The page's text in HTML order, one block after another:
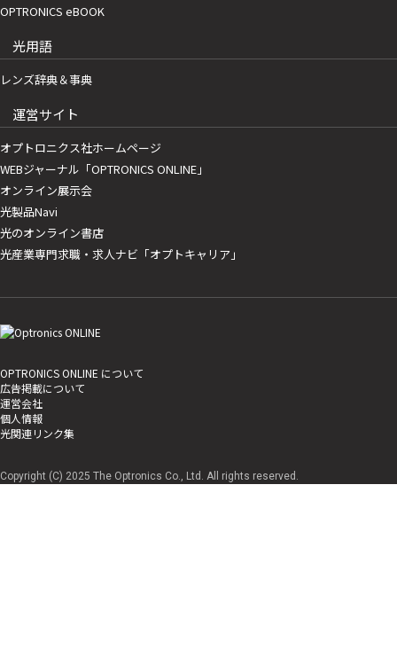
OPTRONICS eBOOK
光用語
レンズ辞典＆事典
運営サイト
オプトロニクス社ホームページ
WEBジャーナル「OPTRONICS ONLINE」
オンライン展示会
光製品Navi
光のオンライン書店
光産業専門求職・求人ナビ「オプトキャリア」
OPTRONICS ONLINE について
広告掲載について
運営会社
個人情報
光関連リンク集
Copyright (C) 2025 The Optronics Co., Ltd. All rights reserved.